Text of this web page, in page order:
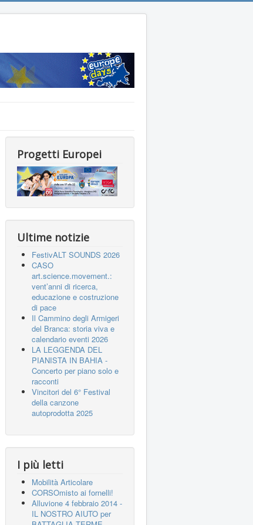
Progetti Europei
Ultime notizie
FestivALT SOUNDS 2026
CASO
art.science.movement.:
vent’anni di ricerca,
educazione e costruzione
di pace
Il Cammino degli Armigeri
del Branca: storia viva e
calendario eventi 2026
LA LEGGENDA DEL
PIANISTA IN BAHIA -
Concerto per piano solo e
racconti
Vincitori del 6° Festival
della canzone
autoprodotta 2025
I più letti
Mobilità Articolare
CORSOmisto ai fornelli!
Alluvione 4 febbraio 2014 -
IL NOSTRO AIUTO per